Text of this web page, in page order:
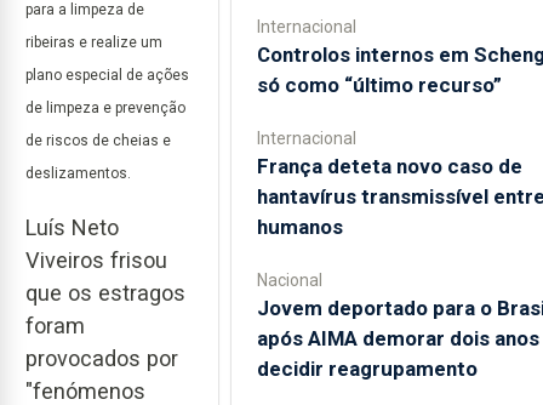
para a limpeza de
ribeiras e realize um
plano especial de ações
de limpeza e prevenção
de riscos de cheias e
deslizamentos.
Luís Neto
Viveiros frisou
que os estragos
foram
provocados por
"fenómenos
Internacional
Controlos internos em
só como “último recurso”
Internacional
França deteta novo caso de
hantavírus transmissível
humanos
Nacional
Jovem deportado para o
após AIMA demorar dois anos
decidir reagrupamento